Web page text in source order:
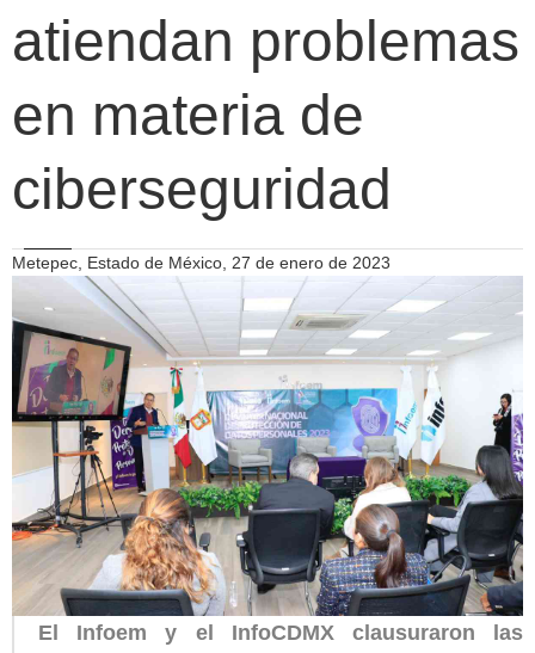
atiendan problemas
en materia de
ciberseguridad
Metepec, Estado de México, 27 de enero de 2023
El Infoem y el InfoCDMX clausuraron las